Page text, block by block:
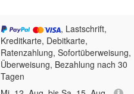
, Lastschrift,
Kreditkarte, Debitkarte,
Ratenzahlung, Sofortüberweisung,
Überweisung, Bezahlung nach 30
Tagen